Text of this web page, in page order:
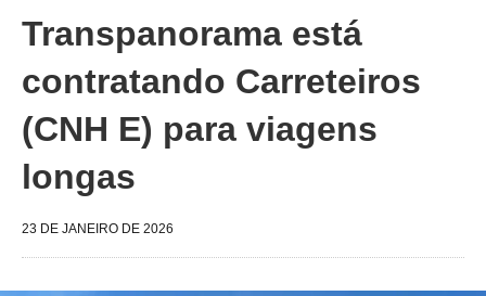
Transpanorama está
contratando Carreteiros
(CNH E) para viagens
longas
23 DE JANEIRO DE 2026